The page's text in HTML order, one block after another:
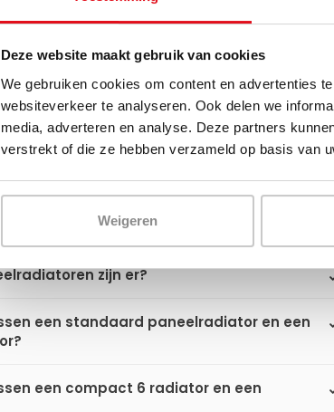
Deze website maakt gebruik van cookies
We gebruiken cookies om content en advertenties
websiteverkeer te analyseren. Ook delen we
media, adverteren en analyse. Deze partners
verstrekt of die ze hebben verzameld op basis van
Weigeren
over paneelradiatoren
zijn er?
zijn er?
zijn er?
een standaard paneelradiator en een
een compact 6 radiator en een